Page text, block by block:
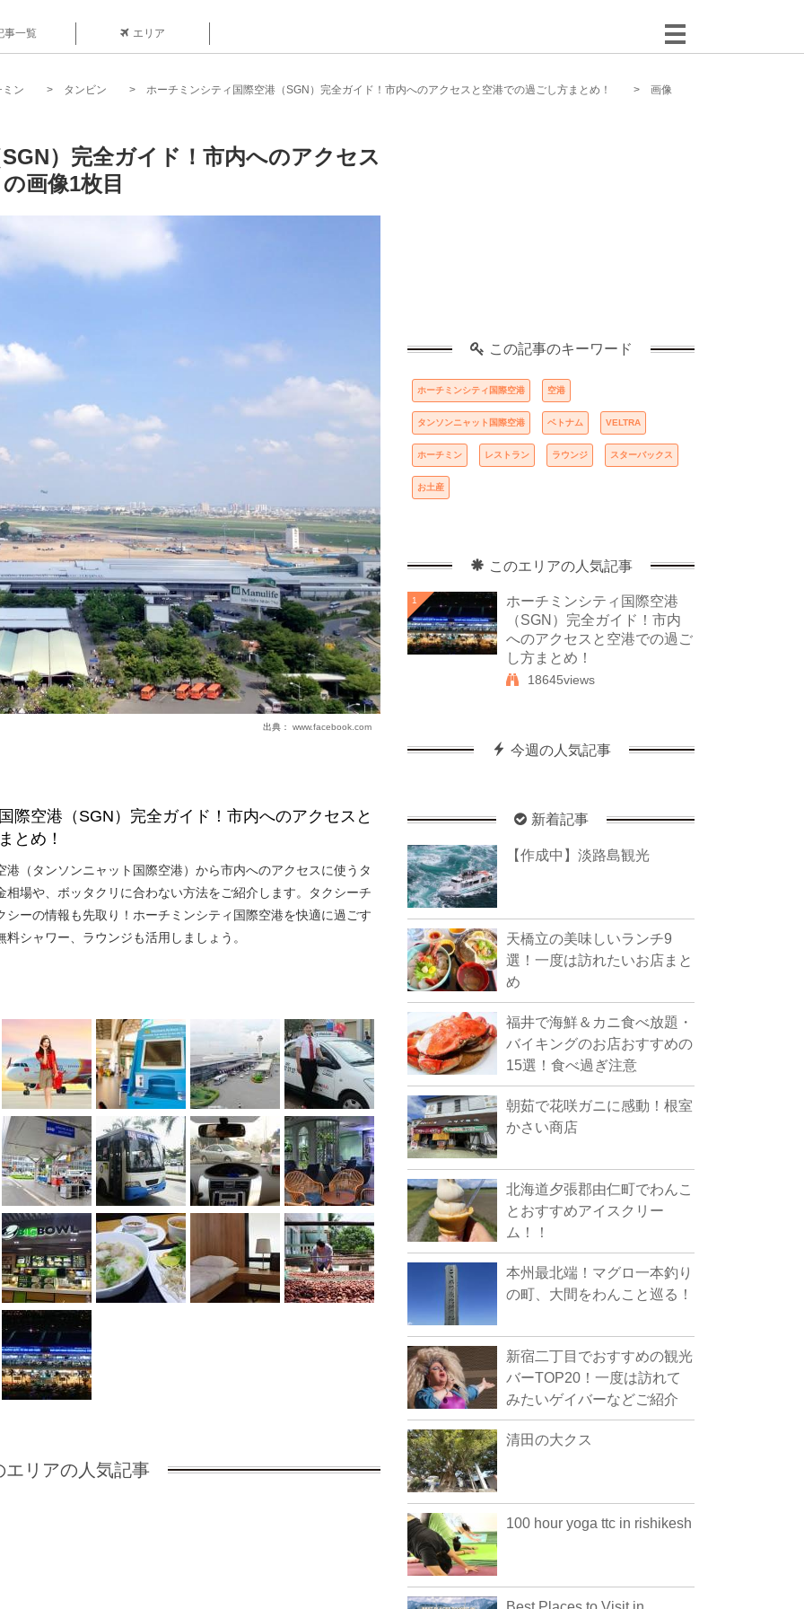
事一覧 エリア
ミン タンビン ホーチミンシティ国際空港（SGN）完全ガイド！市内へのアクセスと空港での過ごし方まとめ！ 画像
）完全ガイド！市内へのアクセス
画像1枚目
出典： www.facebook.com
際空港（SGN）完全ガイド！市内へのアクセスと
とめ！
港（タンソンニャット国際空港）から市内へのアクセスに使うタ
相場や、ボッタクリに合わない方法をご紹介します。タクシーチ
シーの情報も先取り！ホーチミンシティ国際空港を快適に過ごす
シャワー、ラウンジも活用しましょう。
エリアの人気記事
この記事のキーワード
ホーチミンシティ国際空港 空港
タンソンニャット国際空港 ベトナム VELTRA
ホーチミン レストラン ラウンジ スターバックス
お土産
このエリアの人気記事
1
ホーチミンシティ国際空港
（SGN）完全ガイド！市内
へのアクセスと空港での過ご
し方まとめ！
18645views
今週の人気記事
新着記事
【作成中】淡路島観光
天橋立の美味しいランチ9
選！一度は訪れたいお店まと
め
福井で海鮮＆カニ食べ放題・
バイキングのお店おすすめの
15選！食べ過ぎ注意
朝茹で花咲ガニに感動！根室
かさい商店
北海道夕張郡由仁町でわんこ
とおすすめアイスクリー
ム！！
本州最北端！マグロ一本釣り
の町、大間をわんこと巡る！
新宿二丁目でおすすめの観光
バーTOP20！一度は訪れて
みたいゲイバーなどご紹介
清田の大クス
100 hour yoga ttc in rishikesh